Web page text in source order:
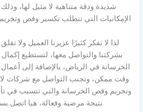
شديدة ودقة متناهية لا مثيل لها،
الإمكانيات التي تتطلب تكسير وقص
لذا لا تفكر كثيرًا عزيزنا العميل ولا تقلق
بشركتنا والتواصل معها، لتستطيع
الخرسانة في الرياض، بالإضافة إلى
وقت ممكن، وتجنب التواصل مع شركات لا
وتخريم وقص الخرسانة والتي تتسبب في
نتيجة مرضية وفعالة، هيا اتصل